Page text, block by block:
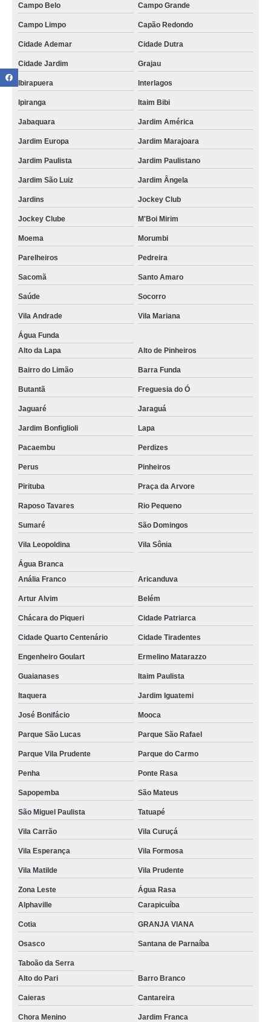
Campo Belo Campo Grande
Campo Limpo Capão Redondo
Cidade Ademar Cidade Dutra
Cidade Jardim Grajau
Ibirapuera Interlagos
Ipiranga Itaim Bibi
Jabaquara Jardim América
Jardim Europa Jardim Marajoara
Jardim Paulista Jardim Paulistano
Jardim São Luiz Jardim Ângela
Jardins Jockey Club
Jockey Clube M'Boi Mirim
Moema Morumbi
Parelheiros Pedreira
Sacomã Santo Amaro
Saúde Socorro
Vila Andrade Vila Mariana
Água Funda
Alto da Lapa
Alto de Pinheiros
Bairro do Limão Barra Funda
Butantã Freguesia do Ó
Jaguaré Jaraguá
Jardim Bonfiglioli Lapa
Pacaembu Perdizes
Perus Pinheiros
Pirituba Praça da Arvore
Raposo Tavares Rio Pequeno
Sumaré São Domingos
Vila Leopoldina Vila Sônia
Água Branca
Anália Franco
Aricanduva
Artur Alvim Belém
Chácara do Piqueri Cidade Patriarca
Cidade Quarto Centenário Cidade Tiradentes
Engenheiro Goulart Ermelino Matarazzo
Guaianases Itaim Paulista
Itaquera Jardim Iguatemi
José Bonifácio Mooca
Parque São Lucas Parque São Rafael
Parque Vila Prudente Parque do Carmo
Penha Ponte Rasa
Sapopemba São Mateus
São Miguel Paulista Tatuapé
Vila Carrão Vila Curuçá
Vila Esperança Vila Formosa
Vila Matilde Vila Prudente
Zona Leste
Água Rasa
Alphaville
Carapicuíba
Cotia GRANJA VIANA
Osasco Santana de Parnaíba
Taboão da Serra
Alto do Pari
Barro Branco
Caieras Cantareira
Chora Menino Jardim Franca